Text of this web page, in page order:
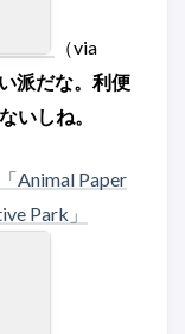
（via
派だな。利便
いしね。
Animal Paper
Park」